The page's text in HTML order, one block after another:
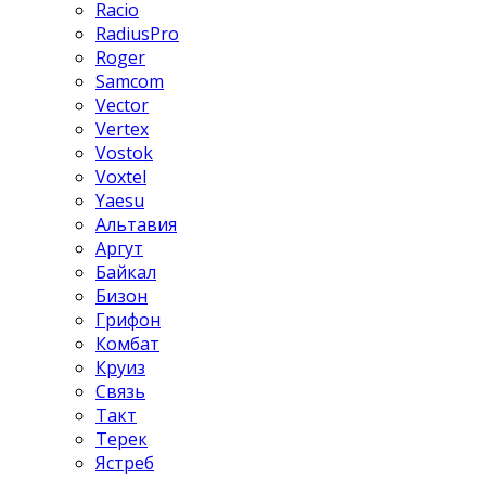
Racio
RadiusPro
Roger
Samcom
Vector
Vertex
Vostok
Voxtel
Yaesu
Альтавия
Аргут
Байкал
Бизон
Грифон
Комбат
Круиз
Связь
Такт
Терек
Ястреб